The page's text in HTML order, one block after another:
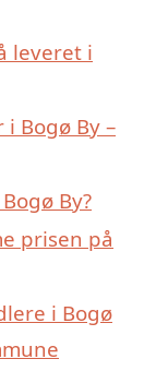
leveret i
Bogø By –
By?
prisen på
i Bogø